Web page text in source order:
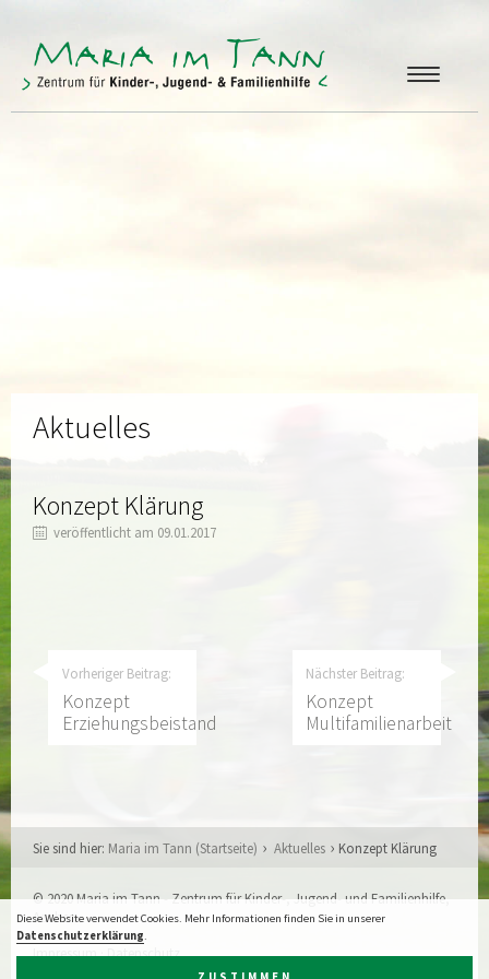
Diese Website verwendet Cookies. Mehr Informationen finden Sie in unserer
Datenschutzerklärung.
Aktuelles
Konzept Klärung
veröffentlicht am 09.01.2017
Vorheriger Beitrag:
Konzept
Erziehungsbeistand
Nächster Beitrag:
Konzept
Multifamilienarbeit
Sie sind hier: Maria im Tann (Startseite) Aktuelles Konzept Klärung
© 2020 Maria im Tann - Zentrum für Kinder-, Jugend- und Familienhilfe,
Aachen
Impressum·Datenschutz